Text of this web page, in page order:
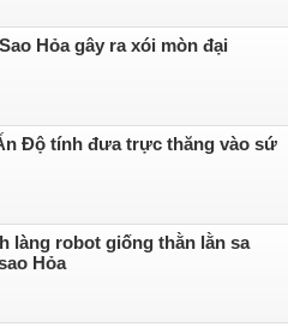
Hỏa gây ra xói mòn đại
Độ tính đưa trực thăng vào sứ
làng robot giống thằn lằn sa
Hỏa